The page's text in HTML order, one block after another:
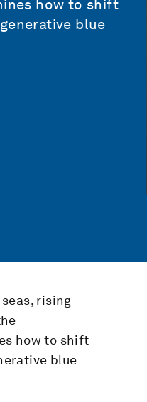
how to shift
blue
rising
how to shift
blue